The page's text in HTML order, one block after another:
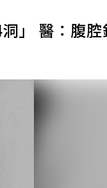
」 醫：腹